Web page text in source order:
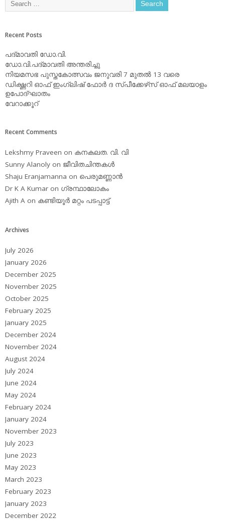
Recent Posts
പദ്മാവതി ഡോ.വി.
ഡോ.വി.പദ്മാവതി അന്തരിച്ചു
നിയമസഭ പുസ്തകോത്സവം ജനുവരി 7 മുതല്‍ 13 വരെ
ഡിക്ഷ്ണറി ഓഫ് ഇംഗ്ലിഷ് ഫോര്‍ ദ സ്പീക്കേഴ്‌സ് ഓഫ് മലയാളം
ഉപോദ്ഘാതം
വേറാക്കൂറ്
Recent Comments
Lekshmy Praveen on കനകലത. വി. വി
Sunny Alanoly on ജീവിതചിന്തകള്‍
Shaju Eranjamanna on പെരുമണ്ണാന്‍
Dr K A Kumar on ഗ്രന്ഥാലോകം
Ajith A on കണ്ടിയൂര്‍ മറ്റം പടപ്പാട്ട്‌
Archives
July 2026
January 2026
December 2025
November 2025
October 2025
February 2025
January 2025
December 2024
November 2024
August 2024
July 2024
June 2024
May 2024
February 2024
January 2024
November 2023
July 2023
June 2023
May 2023
March 2023
February 2023
January 2023
December 2022